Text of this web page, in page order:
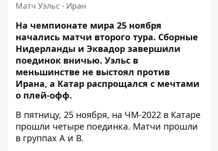
Матч Уэльс - Иран
На чемпионате мира 25 ноября
начались матчи второго тура. Сборные
Нидерланды и Эквадор завершили
поединок вничью. Уэльс в
меньшинстве не выстоял против
Ирана, а Катар распрощался с мечтами
о плей-офф.
В пятницу, 25 ноября, на ЧМ-2022 в Катаре
прошли четыре поединка. Матчи прошли
в группах А и В.